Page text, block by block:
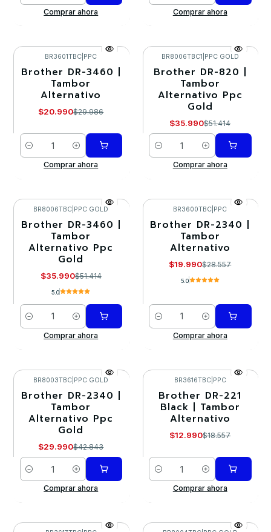
Comprar ahora
Comprar ahora
-30%
BR3601TBC PPC
Brother DR-3460 |
Tambor
Alternativo
$20.990$29.986
Cantidad
Comprar ahora
-30%
BR8006TBC1 PPC GOLD
Brother DR-820 |
Tambor
Alternativo Ppc
Gold
$35.990$51.414
Cantidad
Comprar ahora
-30%
BR8006TBC PPC GOLD
Brother DR-3460 |
Tambor
Alternativo Ppc
Gold
$35.990$51.414
5.0
Cantidad
Comprar ahora
-30%
BR3600TBC PPC
Brother DR-2340 |
Tambor
Alternativo
$19.990$28.557
5.0
Cantidad
Comprar ahora
-30%
BR8003TBC PPC GOLD
Brother DR-2340 |
Tambor
Alternativo Ppc
Gold
$29.990$42.843
Cantidad
Comprar ahora
-30%
BR3616TBC| PPC
Brother DR-221
Black | Tambor
Alternativo
$12.990$18.557
Cantidad
Comprar ahora